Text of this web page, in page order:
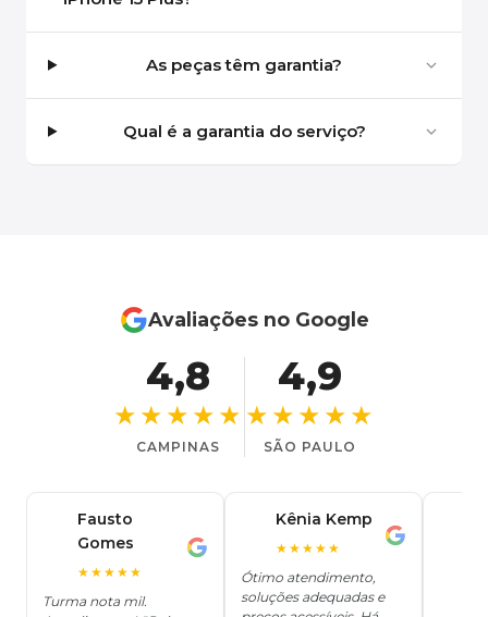
As peças têm garantia?
Qual é a garantia do serviço?
Avaliações no Google
4,8
★★★★★
CAMPINAS
4,9
★★★★★
SÃO PAULO
Fausto
Gomes
★★★★★
Turma nota mil.
Kênia Kemp
★★★★★
Ótimo atendimento,
soluções adequadas e